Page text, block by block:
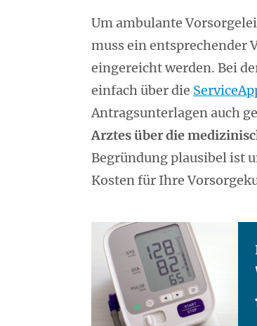
Um ambulante
muss ein entsprechender
eingereicht werden. Bei
einfach über die
Antragsunterlagen auch
Arztes über die
Begründung plausibel ist
Kosten für Ihre